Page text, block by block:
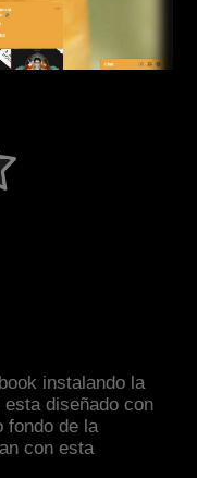
instalando la
diseñado con
fondo de la
con esta